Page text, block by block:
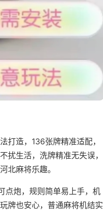
打造，136张牌精准适配，
扰生活，洗牌精准无失误，
北麻将乐趣。
点炮，规则简单易上手，机
牌也安心，普通麻将机结实